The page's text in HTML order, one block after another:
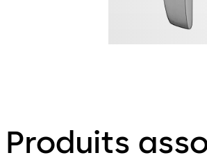
Produits